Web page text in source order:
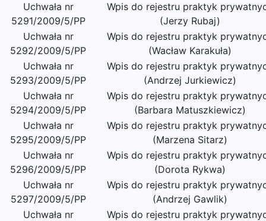
Uchwała nr
5291/2009/5/PP
Wpis do rejestru praktyk
(Jerzy Rubaj)
Uchwała nr
5292/2009/5/PP
Wpis do rejestru praktyk
(Wacław Karakuła)
Uchwała nr
5293/2009/5/PP
Wpis do rejestru praktyk
(Andrzej Jurkiewicz)
Uchwała nr
5294/2009/5/PP
Wpis do rejestru praktyk
(Barbara Matuszkiewicz)
Uchwała nr
5295/2009/5/PP
Wpis do rejestru praktyk
(Marzena Sitarz)
Uchwała nr
5296/2009/5/PP
Wpis do rejestru praktyk
(Dorota Rykwa)
Uchwała nr
5297/2009/5/PP
Wpis do rejestru praktyk
(Andrzej Gawlik)
Uchwała nr
Wpis do rejestru praktyk